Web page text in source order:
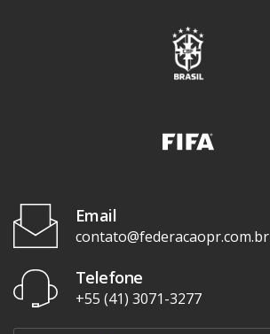
Email
contato@federacaopr.com.br
Telefone
+55 (41) 3071-3277